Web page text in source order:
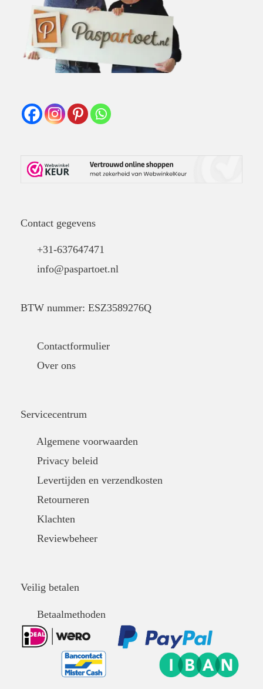
Contact gegevens
+31-637647471
info@paspartoet.nl
BTW nummer: ESZ3589276Q
Contactformulier
Over ons
Servicecentrum
Algemene voorwaarden
Privacy beleid
Levertijden en verzendkosten
Retourneren
Klachten
Reviewbeheer
Veilig betalen
Betaalmethoden